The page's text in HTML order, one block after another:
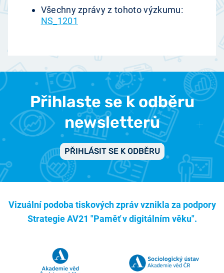
Všechny zprávy z tohoto výzkumu:
NS_1201
Přihlaste se k odběru
newsletterů
PŘIHLÁSIT SE K ODBĚRU
Vizuální podoba tiskových zpráv vznikla za podpory
Strategie AV21 "Paměť v digitálním věku".